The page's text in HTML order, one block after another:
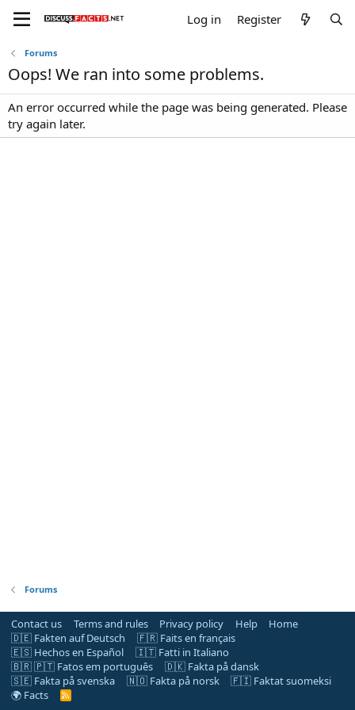
Log in Register
Forums
Oops! We ran into some problems.
An error occurred while the page was being generated. Please
try again later.
Forums
Contact us Terms and rules Privacy policy Help
Home
🇩🇪 Fakten auf Deutsch
🇫🇷 Faits en français
🇪🇸 Hechos en Español
🇮🇹 Fatti in Italiano
🇧🇷 🇵🇹 Fatos em português
🇩🇰 Fakta på dansk
🇸🇪 Fakta på svenska
🇳🇴 Fakta på norsk
🇫🇮 Faktat suomeksi
🌍 Facts
R